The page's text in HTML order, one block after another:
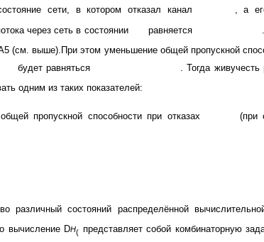
сети, в котором отказал канал , а
через сеть в состоянии
равняется
(см. выше).При этом уменьшение общей пропускной
будет равняться
. Тогда живучесть
одним из таких показателей:
пропускной способности при отказах (при
различный состояний распределённой
вычисление DH( представляет собой комбинаторную